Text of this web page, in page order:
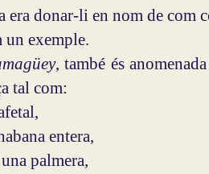
era donar-li en nom de com
un exemple.
, també és
tal com:
entera,
palmera,